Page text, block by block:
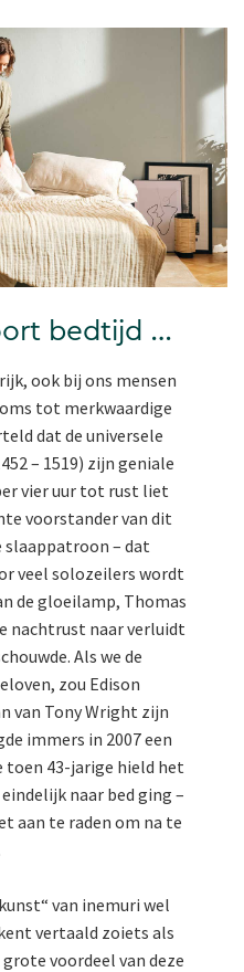
bedtijd …
ook bij ons mensen
tot merkwaardige
dat de universele
– 1519) zijn geniale
vier uur tot rust liet
voorstander van dit
slaappatroon – dat
veel solozeilers wordt
de gloeilamp, Thomas
nachtrust naar verluidt
Als we de
zou Edison
van Tony Wright zijn
immers in 2007 een
toen 43-jarige hield het
naar bed ging –
aan te raden om na te
van inemuri wel
vertaald zoiets als
grote voordeel van deze